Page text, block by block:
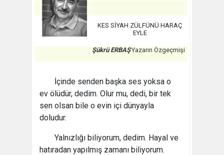
KES SİYAH ZÜLFÜNÜ HARAÇ
EYLE
Şükrü ERBAŞYazarın Özgeçmişi
İçinde senden başka ses yoksa o
ev ölüdür, dedim. Olur mu, dedi, bir tek
sen olsan bile o evin içi dünyayla
doludur.
Yalnızlığı biliyorum, dedim. Hayal ve
hatıradan yapılmış zamanı biliyorum.